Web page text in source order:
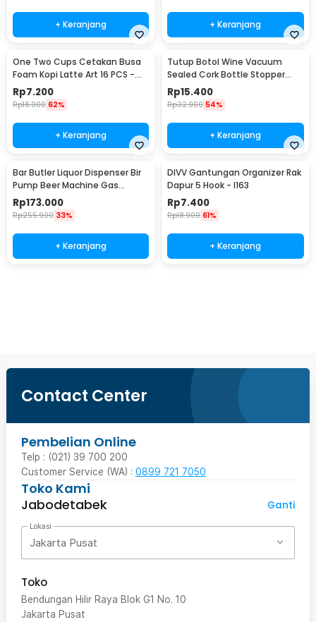
+ Keranjang + Keranjang
One Two Cups Cetakan Busa
Foam Kopi Latte Art 16 PCS -
JJYE01
Rp7.200
Rp18.900 62%
+ Keranjang
Tutup Botol Wine Vacuum
Sealed Cork Bottle Stopper
Stainless Steel - G94529
Rp15.400
Rp32.900 54%
+ Keranjang
Bar Butler Liquor Dispenser Bir
Pump Beer Machine Gas
Station 900ml - P-36
Rp173.000
Rp255.900 33%
+ Keranjang
DIVV Gantungan Organizer Rak
Dapur 5 Hook - I163
Rp7.400
Rp18.900 61%
+ Keranjang
Contact Center
Pembelian Online
Telp : (021) 39 700 200
Customer Service (WA) : 0899 721 7050
Toko Kami
Jabodetabek
Ganti
Lokasi
Jakarta Pusat
Toko
Bendungan Hilir Raya Blok G1 No. 10
Jakarta Pusat